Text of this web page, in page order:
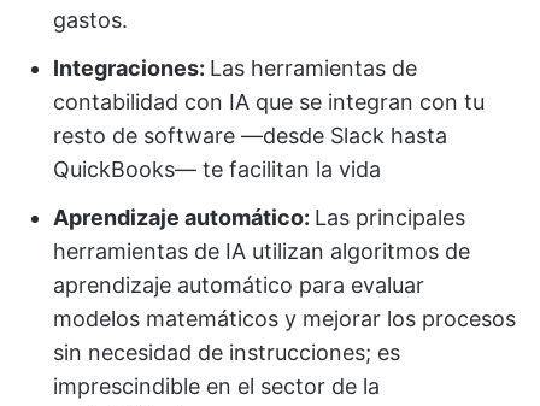
gastos.
Integraciones: Las herramientas de
contabilidad con IA que se integran con tu
resto de software —desde Slack hasta
QuickBooks— te facilitan la vida
Aprendizaje automático: Las principales
herramientas de IA utilizan algoritmos de
aprendizaje automático para evaluar
modelos matemáticos y mejorar los procesos
sin necesidad de instrucciones; es
imprescindible en el sector de la